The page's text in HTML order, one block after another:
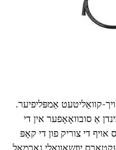
קוואַליטעט אַמפּליפיער.
אַ סובוואָאָפער אין די
די צוריק פון די קאָפּ